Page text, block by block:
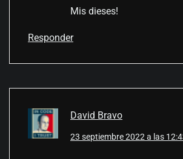
Mis dieses!
Responder
David Bravo
23 septiembre 2022 a las